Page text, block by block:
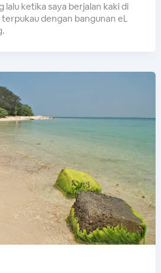
lalu ketika saya berjalan kaki di
dengan bangunan eL